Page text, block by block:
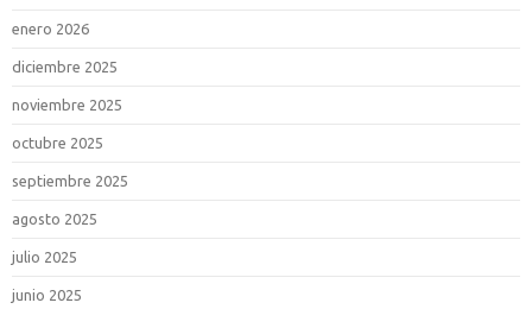
enero 2026
diciembre 2025
noviembre 2025
octubre 2025
septiembre 2025
agosto 2025
julio 2025
junio 2025